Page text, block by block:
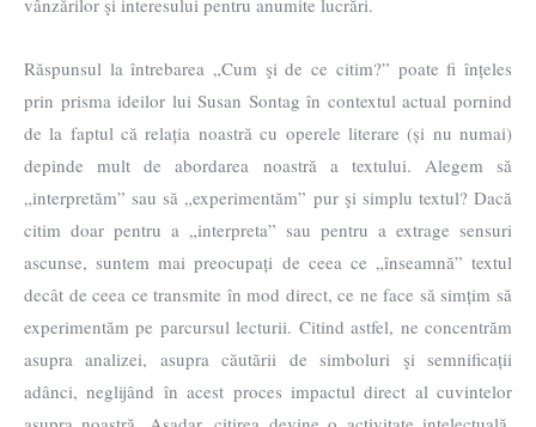
vânzărilor şi interesului pentru anumite lucrări.
Răspunsul la întrebarea „Cum şi de ce citim?” poate fi înțeles
prin prisma ideilor lui Susan Sontag în contextul actual pornind
de la faptul că relația noastră cu operele literare (și nu numai)
depinde mult de abordarea noastră a textului. Alegem să
„interpretăm” sau să „experimentăm” pur şi simplu textul? Dacă
citim doar pentru a „interpreta” sau pentru a extrage sensuri
ascunse, suntem mai preocupați de ceea ce „înseamnă” textul
decât de ceea ce transmite în mod direct, ce ne face să simțim să
experimentăm pe parcursul lecturii. Citind astfel, ne concentrăm
asupra analizei, asupra căutării de simboluri şi semnificații
adânci, neglijând în acest proces impactul direct al cuvintelor